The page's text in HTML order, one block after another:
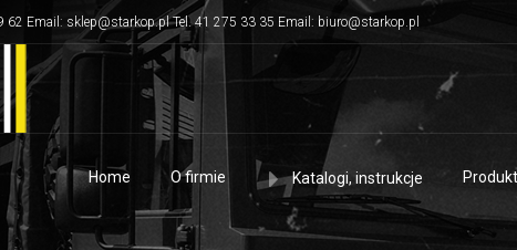
Email: sklep@starkop.pl Tel. 41 275 33 35 Email: biuro@starkop.pl
Home O firmie Katalogi, instrukcje